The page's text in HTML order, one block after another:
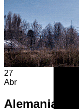
27
Abr
Alemania